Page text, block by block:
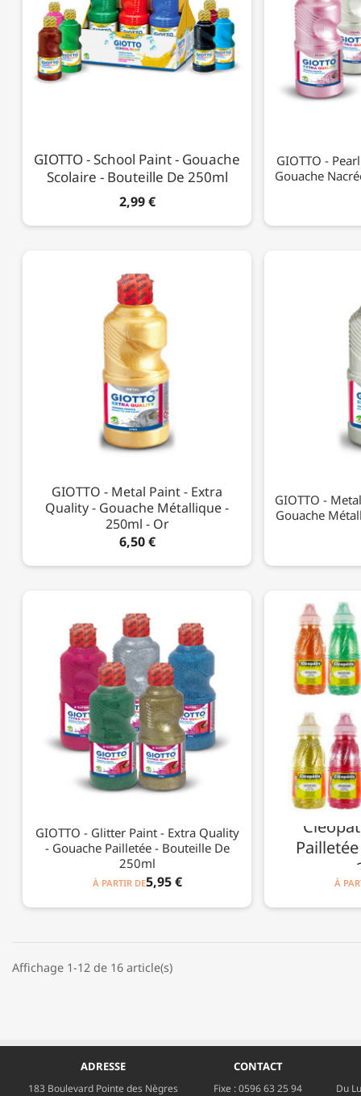
GIOTTO - School Paint - Gouache
Scolaire - Bouteille De 250ml
2,99 €
GIOTTO -
Gouache
GIOTTO - Metal Paint - Extra
Quality - Gouache Métallique -
250ml - Or
6,50 €
GIOTTO -
Gouache
GIOTTO - Glitter Paint - Extra Quality
- Gouache Pailletée - Bouteille De
250ml
À PARTIR DE5,95 € À
Affichage 1-12 de 16 article(s)
ADRESSE
183 Boulevard Pointe des Nègres
CONTACT
Fixe :0596 63 25 94
Du